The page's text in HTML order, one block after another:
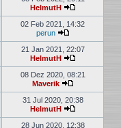
HelmutH
02 Feb 2021, 14:32
perun
21 Jan 2021, 22:07
HelmutH
08 Dez 2020, 08:21
Maverik
31 Jul 2020, 20:38
HelmutH
28 Jun 2020, 12:38